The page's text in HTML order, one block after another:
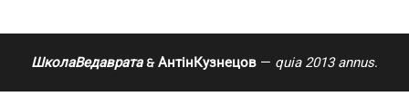
ШколаВедаврата 🙲 АнтінКузнецов — quia 2013 annus.